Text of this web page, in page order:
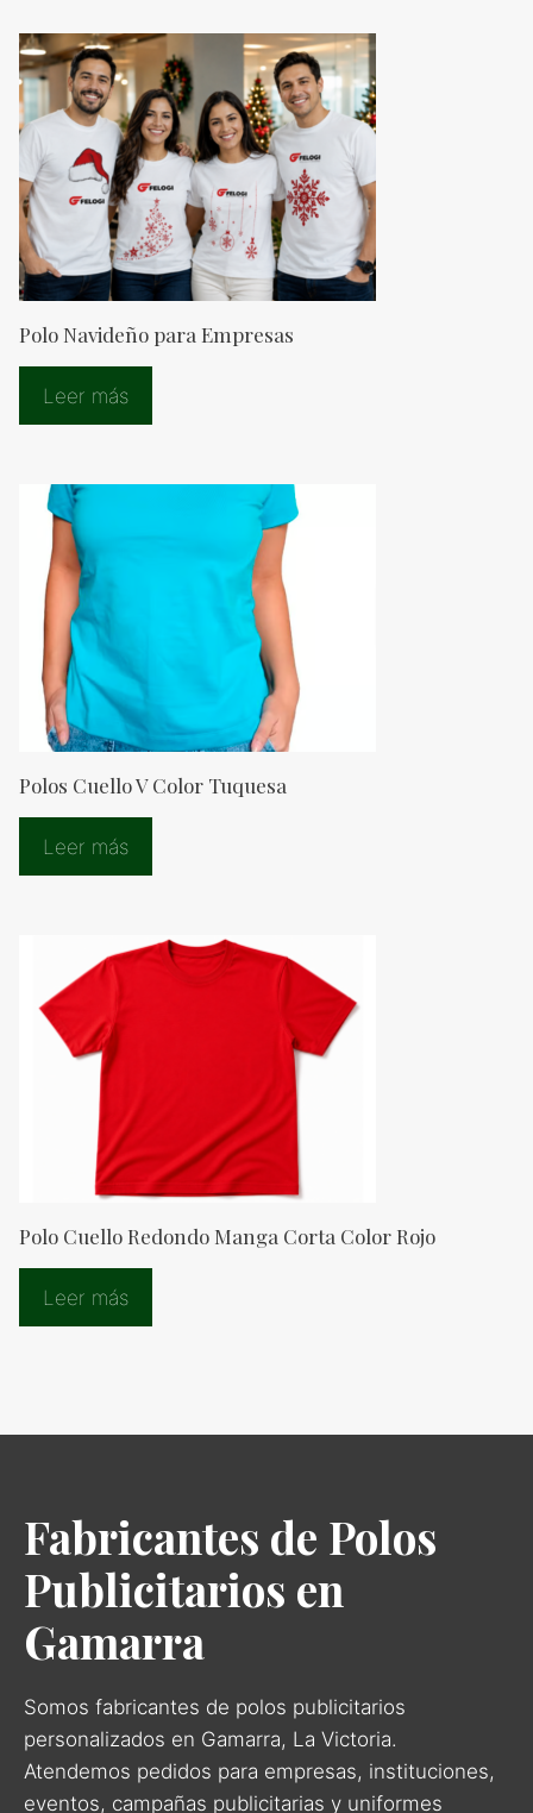
Polo Navideño para Empresas
Leer más
Polos Cuello V Color Tuquesa
Leer más
Polo Cuello Redondo Manga Corta Color Rojo
Leer más
Fabricantes de Polos
Publicitarios en
Gamarra
Somos fabricantes de polos publicitarios
personalizados en Gamarra, La Victoria.
Atendemos pedidos para empresas, instituciones,
eventos, campañas publicitarias y uniformes